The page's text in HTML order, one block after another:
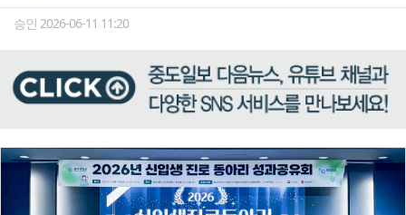
승인 2026-06-11 11:20